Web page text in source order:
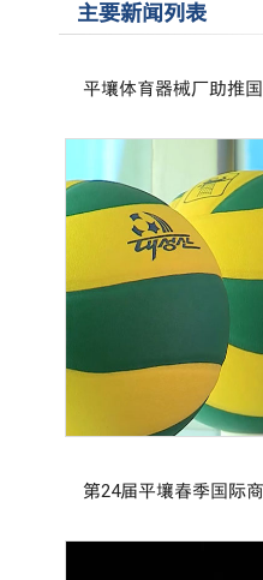
主要新闻列表
平壤体育器械厂助推
第24届平壤春季国际